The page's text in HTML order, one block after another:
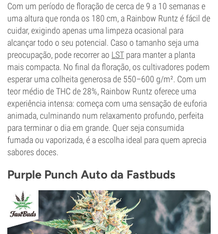
Com um período de floração de cerca de 9 a 10 semanas e
uma altura que ronda os 180 cm, a Rainbow Runtz é fácil de
cuidar, exigindo apenas uma limpeza ocasional para
alcançar todo o seu potencial. Caso o tamanho seja uma
preocupação, pode recorrer ao LST para manter a planta
mais compacta. No final da floração, os cultivadores podem
esperar uma colheita generosa de 550–600 g/m². Com um
teor médio de THC de 28%, Rainbow Runtz oferece uma
experiência intensa: começa com uma sensação de euforia
animada, culminando num relaxamento profundo, perfeita
para terminar o dia em grande. Quer seja consumida
fumada ou vaporizada, é a escolha ideal para quem aprecia
sabores doces.
Purple Punch Auto da Fastbuds